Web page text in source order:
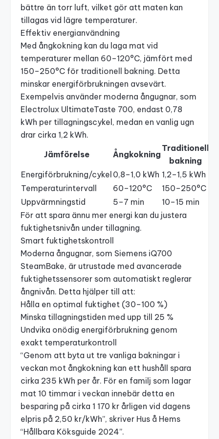
bättre än torr luft, vilket gör att maten kan
tillagas vid lägre temperaturer.
Effektiv energianvändning
Med ångkokning kan du laga mat vid
temperaturer mellan 60–120°C, jämfört med
150–250°C för traditionell bakning. Detta
minskar energiförbrukningen avsevärt.
Exempelvis använder moderna ångugnar, som
Electrolux UltimateTaste 700, endast 0,78
kWh per tillagningscykel, medan en vanlig ugn
drar cirka 1,2 kWh.
Jämförelse
Ångkokning
Traditionell
bakning
Energiförbrukning/cykel 0,8–1,0 kWh 1,2–1,5 kWh
Temperaturintervall
60–120°C
150–250°C
Uppvärmningstid
5–7 min
10–15 min
För att spara ännu mer energi kan du justera
fuktighetsnivån under tillagning.
Smart fuktighetskontroll
Moderna ångugnar, somSiemens iQ700
SteamBake, är utrustade med avancerade
fuktighetssensorer som automatiskt reglerar
ångnivån. Detta hjälper till att:
Hålla en optimal fuktighet (30–100 %)
Minska tillagningstiden med upp till 25 %
Undvika onödig energiförbrukning genom
exakt temperaturkontroll
“Genom att byta ut tre vanliga bakningar i
veckan mot ångkokning kan ett hushåll spara
cirka 235 kWh per år. För en familj som lagar
mat 10 timmar i veckan innebär detta en
besparing på cirka 1 170 kr årligen vid dagens
elpris på 2,50 kr/kWh”, skriver Hus å Hems
“Hållbara Köksguide 2024”.